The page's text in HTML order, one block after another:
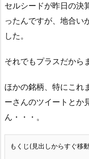
セルシードが昨日の決
ったんですが、地合い
した。
それでもプラスだから
ほかの銘柄、特にこれ
ーさんのツイートとか
ん・・・。
もくじ(見出しからすぐ移